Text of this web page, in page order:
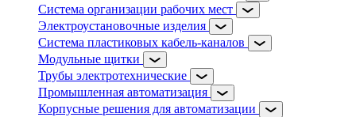
Система организации рабочих мест
Электроустановочные изделия
Система пластиковых кабель-каналов
Модульные щитки
Трубы электротехнические
Промышленная автоматизация
Корпусные решения для автоматизации